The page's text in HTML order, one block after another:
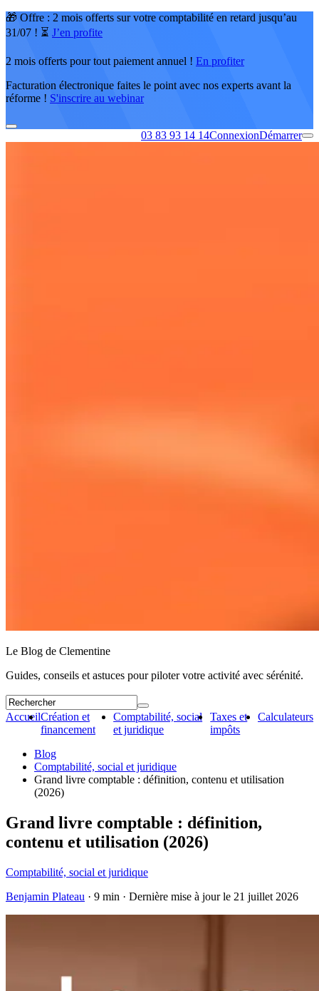
🎁 Offre : 2 mois offerts sur votre comptabilité en retard jusqu’au
31/07 ! ⏳ J’en profite
2 mois offerts pour tout paiement annuel ! En profiter
Facturation électronique faites le point avec nos experts avant la
réforme ! S'inscrire au webinar
03 83 93 14 14ConnexionDémarrer
Le Blog de Clementine
Guides, conseils et astuces pour piloter votre activité avec sérénité.
AccueilCréation et
financement
Comptabilité, social
et juridique
Taxes et
impôts
Calculateurs
Blog
Comptabilité, social et juridique
Grand livre comptable : définition, contenu et utilisation
(2026)
Grand livre comptable : définition,
contenu et utilisation (2026)
Comptabilité, social et juridique
Benjamin Plateau · 9 min · Dernière mise à jour le 21 juillet 2026